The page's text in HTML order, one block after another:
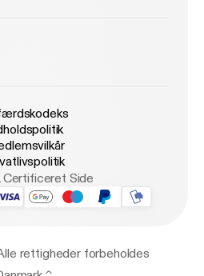
Certificeret Side
rettigheder forbeholdes